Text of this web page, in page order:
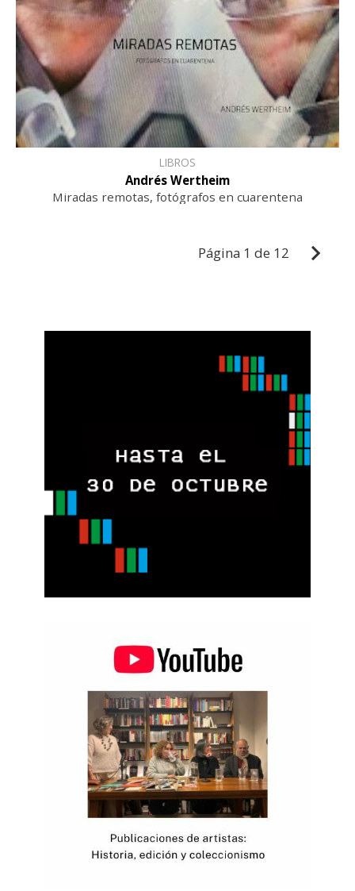
LIBROS
Andrés Wertheim
Miradas remotas, fotógrafos en cuarentena
Página 1 de 12